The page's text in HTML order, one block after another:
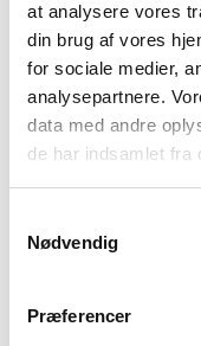
at analysere vores
din brug af vores
for sociale medier,
analysepartnere.
data med andre
de har indsamlet fra
Nødvendig
Præferencer
Der
Vi beklager